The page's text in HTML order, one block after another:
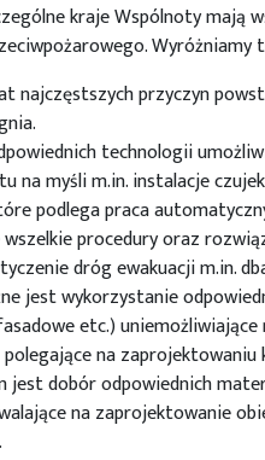
kraje Wspólnoty
Wyróżniamy
najczęstszych przyczyn
technologii
na myśli m.in. instalacje
podlega praca
procedury oraz
dróg ewakuacji m.in.
jest wykorzystanie
etc.)
polegające na zaprojektowaniu
jest dobór odpowiednich
na zaprojektowanie